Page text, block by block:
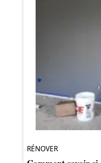
RÉNOVER